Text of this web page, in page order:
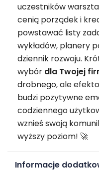
uczestników
cenią porządek i
powstawać listy
wykładów, planery
dziennik rozwoju.
wybór dla Twojej
drobnego, ale
budzi pozytywne
codziennego
wznieś swoją
wyższy poziom! 🚀
Informacje